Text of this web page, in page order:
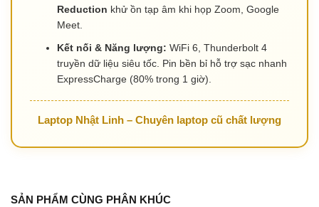
Reduction khử ồn tạp âm khi họp Zoom, Google
Meet.
Kết nối & Năng lượng: WiFi 6, Thunderbolt 4
truyền dữ liệu siêu tốc. Pin bền bỉ hỗ trợ sạc nhanh
ExpressCharge (80% trong 1 giờ).
Laptop Nhật Linh – Chuyên laptop cũ chất lượng
SẢN PHẨM CÙNG PHÂN KHÚC